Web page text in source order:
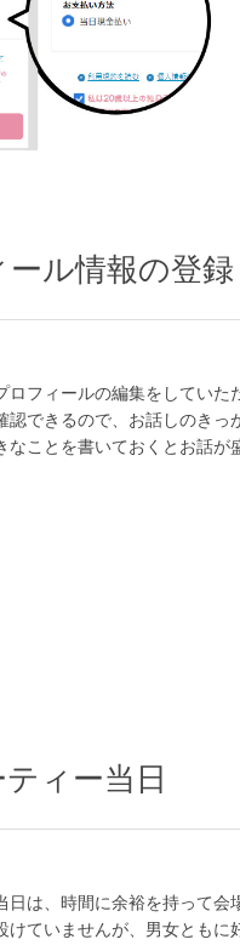
ール情報の登録
ロフィールの編集をしてい
認できるので、お話しのき
なことを書いておくとお話が
ィー当日
日は、時間に余裕を持って会
けていませんが、男女とも